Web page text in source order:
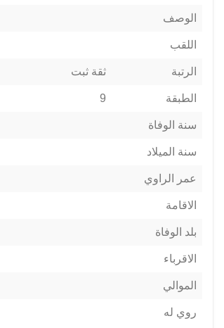
الوصف
اللقب
الرتبة ثقة ثبت
الطبقة 9
سنة الوفاة
سنة الميلاد
عمر الراوي
الاقامة
بلد الوفاة
الاقرباء
الموالي
روي له